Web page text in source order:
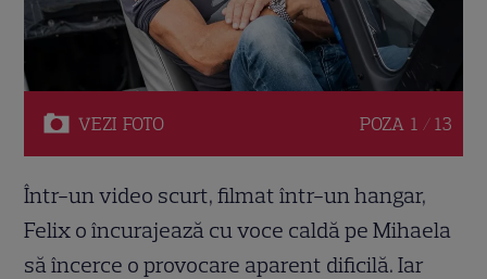
VEZI FOTO POZA 1 / 13
Într-un video scurt, filmat într-un hangar,
Felix o încurajează cu voce caldă pe Mihaela
să încerce o provocare aparent dificilă. Iar